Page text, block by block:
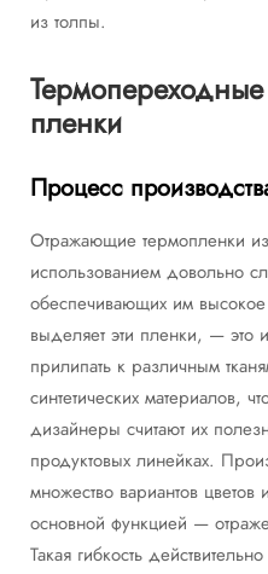
из толпы.
пленки
Процесс
Отражающие термопленки
использованием довольно
обеспечивающих им высокое
выделяет эти пленки, — это
прилипать к различным
синтетических материалов,
дизайнеры считают их
продуктовых линейках.
множество вариантов
основной функцией —
Такая гибкость